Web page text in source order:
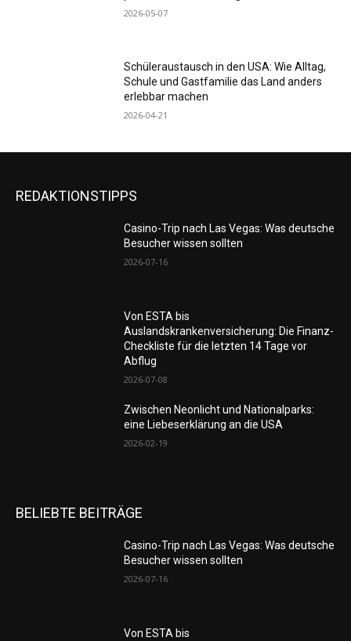
2026-05-07
Schüleraustausch in den USA: Wie Alltag,
Schule und Gastfamilie das Land anders
erlebbar machen
2026-04-21
REDAKTIONSTIPPS
Casino-Trip nach Las Vegas: Was deutsche
Besucher wissen sollten
2026-07-16
Von ESTA bis
Auslandskrankenversicherung: Die Finanz-
Checkliste für die letzten 14 Tage vor
Abflug
2026-07-08
Zwischen Neonlicht und Nationalparks:
eine Liebeserklärung an die USA
2026-02-19
BELIEBTE BEITRÄGE
Casino-Trip nach Las Vegas: Was deutsche
Besucher wissen sollten
2026-07-16
Von ESTA bis